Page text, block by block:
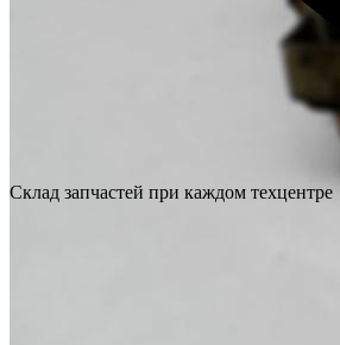
Склад запчастей при каждом техцентре